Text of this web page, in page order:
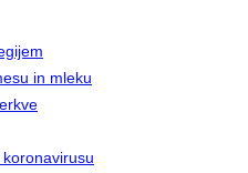
in mleku